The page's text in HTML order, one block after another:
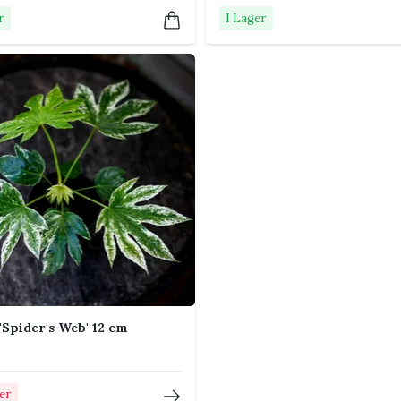
jorden är torr.
om möjligt.
Kontrollera nya blad,
upptäckt gör angrepp lättare att hantera.
aureispina
I Lager
Web' 12 cm